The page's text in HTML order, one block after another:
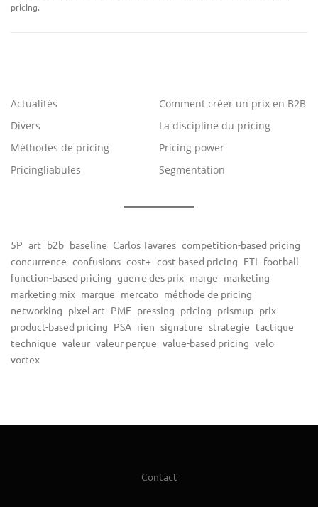
pricing.
Actualités
Comment créer un prix en B2B
Divers
La discipline du pricing
Méthodes de pricing
Pricing power
Pricingliabules
Segmentation
5P art b2b baseline Carlos Tavares competition-based pricing
concurrence confusions cost+ cost-based pricing ETI football
function-based pricing guerre des prix marge marketing
marketing mix marque mercato méthode de pricing
networking pixel art PME pressing pricing prismup prix
product-based pricing PSA rien signature strategie tactique
technique valeur valeur perçue value-based pricing velo
vortex
Contact